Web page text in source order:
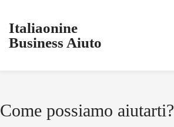
Italiaonine
Business Aiuto
Come possiamo aiutarti?